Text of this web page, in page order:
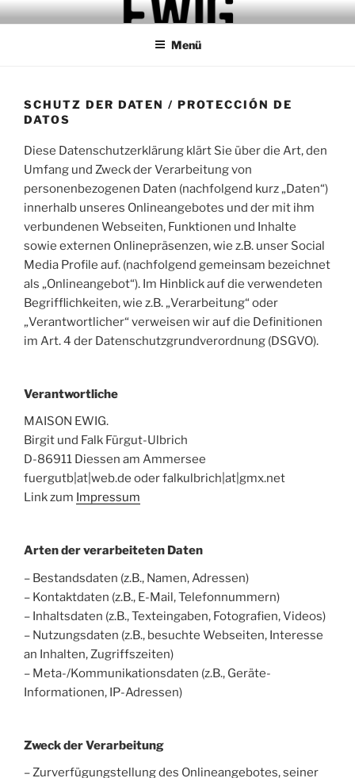
Zum
InhaltMAISON EWIG.
STUDIO.REFUGIO.BAR
Menü
SCHUTZ DER DATEN / PROTECCIÓN DE
DATOS
Diese Datenschutzerklärung klärt Sie über die Art, den
Umfang und Zweck der Verarbeitung von
personenbezogenen Daten (nachfolgend kurz „Daten“)
innerhalb unseres Onlineangebotes und der mit ihm
verbundenen Webseiten, Funktionen und Inhalte
sowie externen Onlinepräsenzen, wie z.B. unser Social
Media Profile auf. (nachfolgend gemeinsam bezeichnet
als „Onlineangebot“). Im Hinblick auf die verwendeten
Begrifflichkeiten, wie z.B. „Verarbeitung“ oder
„Verantwortlicher“ verweisen wir auf die Definitionen
im Art. 4 der Datenschutzgrundverordnung (DSGVO).
Verantwortliche
MAISON EWIG.
Birgit und Falk Fürgut-Ulbrich
D-86911 Diessen am Ammersee
fuergutb|at|web.de oderfalkulbrich|at|gmx.net
Link zum Impressum
Arten der verarbeiteten Daten
– Bestandsdaten (z.B., Namen, Adressen)
– Kontaktdaten (z.B., E-Mail, Telefonnummern)
– Inhaltsdaten (z.B., Texteingaben, Fotografien, Videos)
– Nutzungsdaten (z.B., besuchte Webseiten, Interesse
an Inhalten, Zugriffszeiten)
– Meta-/Kommunikationsdaten (z.B., Geräte-
Informationen, IP-Adressen)
Zweck der Verarbeitung
– Zurverfügungstellung des Onlineangebotes, seiner